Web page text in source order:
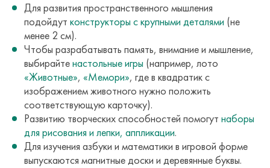
Для развития пространственного мышления
подойдут конструкторы с крупными деталями (не
менее 2 см).
Чтобы разрабатывать память, внимание и мышление,
выбирайтенастольные игры (например, лото
«Животные», «Мемори», где в квадратик с
изображением животного нужно положить
соответствующую карточку).
Развитию творческих способностей помогут наборы
для рисования и лепки, аппликации.
Для изучения азбуки и математики в игровой форме
выпускаются магнитные доски и деревянные буквы.